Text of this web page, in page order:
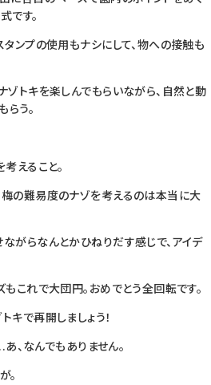
です。
タンプの使用もナシにして、物への接触も
ゾトキを楽しんでもらいながら、自然と動
う。
えること。
の難易度のナゾを考えるのは本当に大
がらなんとかひねりだす感じで、アイデ
もこれで大団円。おめでとう全回転です。
キで再開しましょう！
、なんでもありません。
。